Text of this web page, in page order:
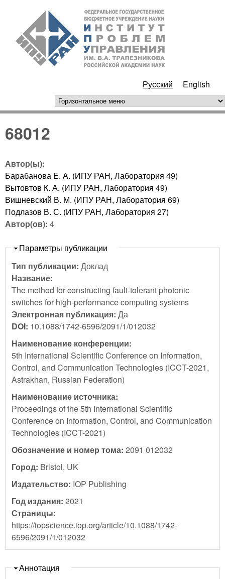
Перейти к основному
содержанию
РАН
Русский English
горизонтальное меню
68012
Автор(ы):
Барабанова Е. А. (ИПУ РАН, Лаборатория 49)
Вытовтов К. А. (ИПУ РАН, Лаборатория 49)
Вишневский В. М. (ИПУ РАН, Лаборатория 69)
Подлазов В. С. (ИПУ РАН, Лаборатория 27)
Автор(ов): 4
Скрыть
Параметры публикации
Тип публикации: Доклад
Название:
The method for constructing fault-tolerant photonic
switches for high-performance computing systems
Электронная публикация: Да
DOI: 10.1088/1742-6596/2091/1/012032
Наименование конференции:
5th International Scientific Conference on Information,
Control, and Communication Technologies (ICCT-2021,
Astrakhan, Russian Federation)
Наименование источника:
Proceedings of the 5th International Scientific
Conference on Information, Control, and Communication
Technologies (ICCT-2021)
Обозначение и номер тома: 2091 012032
Город: Bristol, UK
Издательство: IOP Publishing
Год издания: 2021
Страницы:
https://iopscience.iop.org/article/10.1088/1742-
6596/2091/1/012032
Скрыть
Аннотация